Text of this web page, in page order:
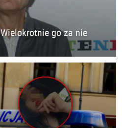
go za nie